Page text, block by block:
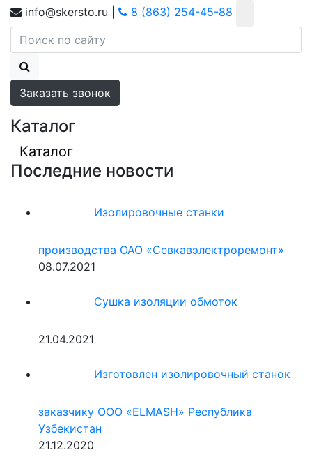
info@skersto.ru 8 (863) 254-45-88
Заказать звонок
Каталог
Каталог
Последние новости
Изолировочные станки
производства ОАО «Севкавэлектроремонт»
08.07.2021
Сушка изоляции обмоток
21.04.2021
Изготовлен изолировочный станок
заказчику ООО «ELMASH» Республика
Узбекистан
21.12.2020